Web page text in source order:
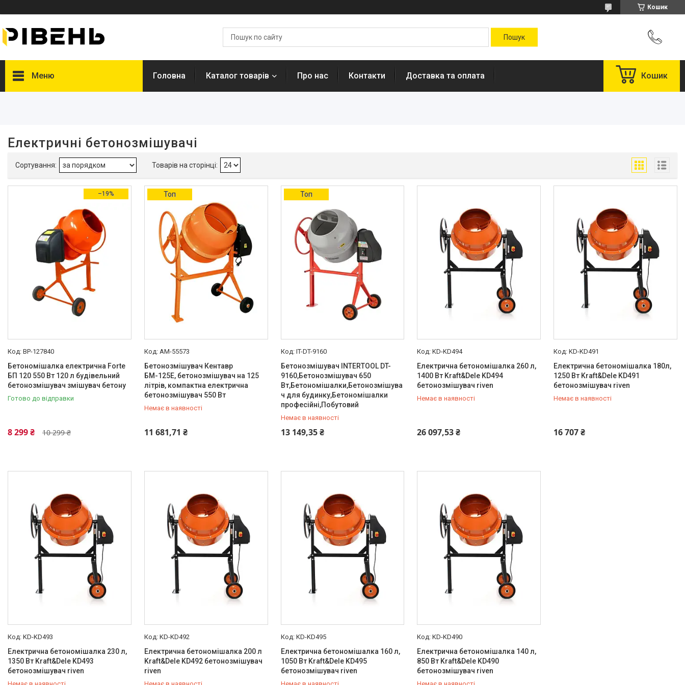
Кошик
Меню
Гарантійний термін, міс
Діаметр отвору барабана, мм
Об'єм готової суміші, л
Об'єм бака бетономішалки, л
Частота обертів барабана, об/хв
Принцип дії бетономішалки
Гравітаційний 1
Живлення
Мережа 220В
перекидається
Forte
Intertool 1
Kraft Dele
Кентавр
Головна Каталог товарів Про нас Контакти Доставка та оплата Кошик
Електричні бетонозмішувачі
–19%
BP-127840
Бетономішалка електрична Forte
БП 120 550 Вт 120 л будівельний
бетонозмішувач змішувач бетону
Готово до відправки
10 299 ₴
8 299 ₴
Топ
AM-55573
Бетонозмішувач Кентавр
БМ-125Е, бетонозмішувач на 125
літрів, компактна електрична
бетонозмішувач 550 Вт
Немає в наявності
11 681,71 ₴
+380 (99) 454-50-15
Топ
IT-DT-9160
Бетонозмішувач INTERTOOL DT-
9160,Бетонозмішувач 650
Вт,Бетономішалки,Бетонозмішува
ч для будинку,Бетономішалки
професійні,Побутовий
Немає в наявності
13 149,35 ₴
+380 (99) 454-50-15
KD-KD494
Електрична бетономішалка 260 л,
1400 Вт Kraft&Dele KD494
бетонозмішувач riven
Немає в наявності
26 097,53 ₴
+380 (99) 454-50-15
KD-KD491
Електрична бетономішалка 180л,
1250 Вт Kraft&Dele KD491
бетонозмішувач riven
Немає в наявності
16 707 ₴
+380 (99) 454-50-15
KD-KD493
Електрична бетономішалка 230 л,
1350 Вт Kraft&Dele KD493
бетонозмішувач riven
KD-KD492
Електрична бетономішалка 200 л
Kraft&Dele KD492 бетонозмішувач
riven
KD-KD495
Електрична бетономішалка 160 л,
1050 Вт Kraft&Dele KD495
бетонозмішувач riven
KD-KD490
Електрична бетономішалка 140 л,
850 Вт Kraft&Dele KD490
бетонозмішувач riven